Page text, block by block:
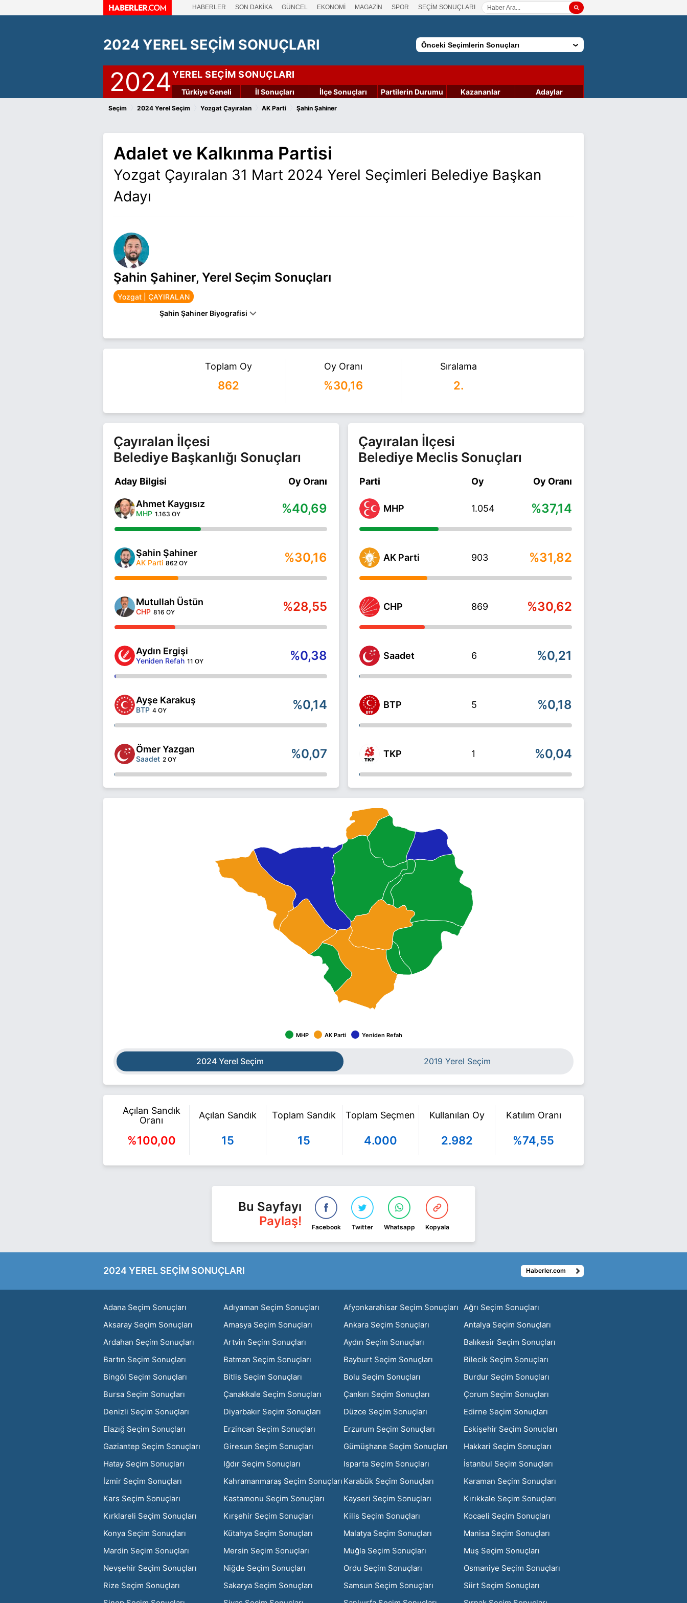
HABERLER SON DAKİKA GÜNCEL EKONOMİ MAGAZİN SPOR SEÇİM SONUÇLARI
2024 YEREL SEÇİM SONUÇLARI Önceki Seçimlerin Sonuçları
2024YEREL SEÇİM SONUÇLARI
Türkiye Geneli İl Sonuçları İlçe Sonuçları Partilerin Durumu Kazananlar Adaylar
Seçim 2024 Yerel Seçim Yozgat Çayıralan AK Parti Şahin Şahiner
Adalet ve Kalkınma Partisi
Yozgat Çayıralan 31 Mart 2024 Yerel Seçimleri Belediye Başkan
Adayı
Şahin Şahiner, Yerel Seçim Sonuçları
Yozgat | ÇAYIRALAN
Şahin Şahiner Biyografisi
Şahin Şahiner Yozgat ÇAYIRALAN belediye başkan adayı olarak AK Parti ile 31 Mart 2024 yerel seçimlerinde yarışıyor. Şahin
Şahiner ile ilgili daha fazla bilgi için
Şahin Şahiner Haberlerisayfamızı ziyaret edin.
Toplam Oy
862
Oy Oranı
%30,16
Sıralama
2.
Çayıralan İlçesi
Belediye Başkanlığı Sonuçları
Aday Bilgisi Oy Oranı
Ahmet Kaygısız
MHP 1.163 OY %40,69
Şahin Şahiner
AK Parti 862 OY %30,16
Mutullah Üstün
CHP 816 OY %28,55
Aydın Ergişi
Yeniden Refah 11 OY %0,38
Ayşe Karakuş
BTP 4 OY %0,14
Ömer Yazgan
Saadet 2 OY %0,07
Çayıralan İlçesi
Belediye Meclis Sonuçları
Parti Oy Oy Oranı
MHP 1.054 %37,14
AK Parti 903 %31,82
CHP 869 %30,62
Saadet 6 %0,21
BTP 5 %0,18
TKP 1 %0,04
MHP AK Parti Yeniden Refah
2024 Yerel Seçim 2019 Yerel Seçim
Açılan Sandık
Oranı
%100,00
Açılan Sandık
15
Toplam Sandık
15
Toplam Seçmen
4.000
Kullanılan Oy
2.982
Katılım Oranı
%74,55
Bu Sayfayı
Paylaş!
Facebook Twitter Whatsapp Kopyala
2024 YEREL SEÇİM SONUÇLARI Haberler.com
Adana Seçim Sonuçları Adıyaman Seçim Sonuçları Afyonkarahisar Seçim Sonuçları Ağrı Seçim Sonuçları
Aksaray Seçim Sonuçları
Amasya Seçim Sonuçları Ankara Seçim Sonuçları
Antalya Seçim Sonuçları
Ardahan Seçim Sonuçları
Artvin Seçim Sonuçları Aydın Seçim Sonuçları
Balıkesir Seçim Sonuçları
Bartın Seçim Sonuçları
Batman Seçim Sonuçları Bayburt Seçim Sonuçları
Bilecik Seçim Sonuçları
Bingöl Seçim Sonuçları
Bitlis Seçim Sonuçları Bolu Seçim Sonuçları
Burdur Seçim Sonuçları
Bursa Seçim Sonuçları
Çanakkale Seçim Sonuçları Çankırı Seçim Sonuçları
Çorum Seçim Sonuçları
Denizli Seçim Sonuçları
Diyarbakır Seçim Sonuçları Düzce Seçim Sonuçları
Edirne Seçim Sonuçları
Elazığ Seçim Sonuçları
Erzincan Seçim Sonuçları Erzurum Seçim Sonuçları
Eskişehir Seçim Sonuçları
Gaziantep Seçim Sonuçları
Giresun Seçim Sonuçları Gümüşhane Seçim Sonuçları
Hakkari Seçim Sonuçları
Hatay Seçim Sonuçları
Iğdır Seçim Sonuçları Isparta Seçim Sonuçları
İstanbul Seçim Sonuçları
İzmir Seçim Sonuçları
Kahramanmaraş Seçim Sonuçları Karabük Seçim Sonuçları
Karaman Seçim Sonuçları
Kars Seçim Sonuçları
Kastamonu Seçim Sonuçları Kayseri Seçim Sonuçları
Kırıkkale Seçim Sonuçları
Kırklareli Seçim Sonuçları
Kırşehir Seçim Sonuçları Kilis Seçim Sonuçları
Kocaeli Seçim Sonuçları
Konya Seçim Sonuçları
Kütahya Seçim Sonuçları Malatya Seçim Sonuçları
Manisa Seçim Sonuçları
Mardin Seçim Sonuçları
Mersin Seçim Sonuçları Muğla Seçim Sonuçları
Muş Seçim Sonuçları
Nevşehir Seçim Sonuçları
Niğde Seçim Sonuçları Ordu Seçim Sonuçları
Osmaniye Seçim Sonuçları
Rize Seçim Sonuçları
Sakarya Seçim Sonuçları Samsun Seçim Sonuçları
Siirt Seçim Sonuçları